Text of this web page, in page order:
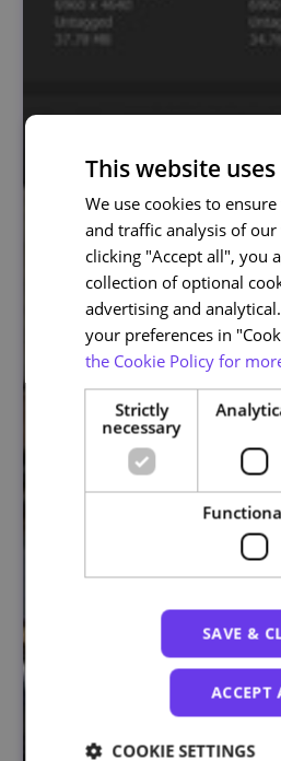
This website
We use cookies to
and traffic analysis of our
clicking "Accept all", you
collection of optional
advertising and
your preferences in
the Cookie Policy for
Strictly
necessary
SAVE &
ACCEPT
COOKIE SETTINGS